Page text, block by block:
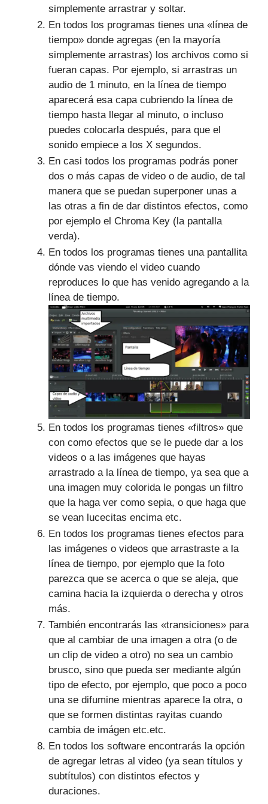
simplemente arrastrar y soltar.
En todos los programas tienes una «línea de
tiempo» donde agregas (en la mayoría
simplemente arrastras) los archivos como si
fueran capas. Por ejemplo, si arrastras un
audio de 1 minuto, en la línea de tiempo
aparecerá esa capa cubriendo la línea de
tiempo hasta llegar al minuto, o incluso
puedes colocarla después, para que el
sonido empiece a los X segundos.
En casi todos los programas podrás poner
dos o más capas de video o de audio, de tal
manera que se puedan superponer unas a
las otras a fin de dar distintos efectos, como
por ejemplo el Chroma Key (la pantalla
verda).
En todos los programas tienes una pantallita
dónde vas viendo el video cuando
reproduces lo que has venido agregando a la
línea de tiempo.
En todos los programas tienes «filtros» que
con como efectos que se le puede dar a los
videos o a las imágenes que hayas
arrastrado a la línea de tiempo, ya sea que a
una imagen muy colorida le pongas un filtro
que la haga ver como sepia, o que haga que
se vean lucecitas encima etc.
En todos los programas tienes efectos para
las imágenes o videos que arrastraste a la
línea de tiempo, por ejemplo que la foto
parezca que se acerca o que se aleja, que
camina hacia la izquierda o derecha y otros
más.
También encontrarás las «transiciones» para
que al cambiar de una imagen a otra (o de
un clip de video a otro) no sea un cambio
brusco, sino que pueda ser mediante algún
tipo de efecto, por ejemplo, que poco a poco
una se difumine mientras aparece la otra, o
que se formen distintas rayitas cuando
cambia de imágen etc.etc.
En todos los software encontrarás la opción
de agregar letras al video (ya sean títulos y
subtítulos) con distintos efectos y
duraciones.